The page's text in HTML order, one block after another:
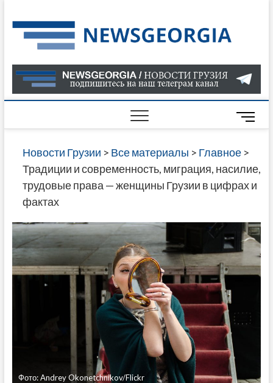
to
content
О
В
ГРУЗИИ
САЙТЕ
M
e
n
u
B
t
o
n
Новости Грузии > Все материалы > Главное>
Традиции и современность, миграция, насилие,
трудовые права — женщины Грузии в цифрах и
фактах
Фото: Andrey Okonetchnikov/Flickr